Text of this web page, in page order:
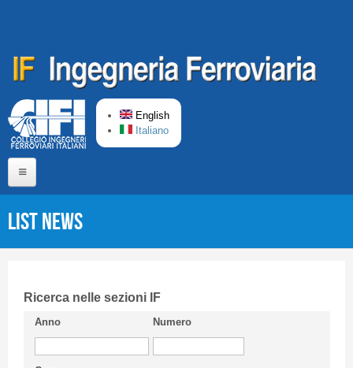
English
Italiano
Short presentation CIFI
Guideline
List News
Ricerca nelle sezioni IF
Anno Numero